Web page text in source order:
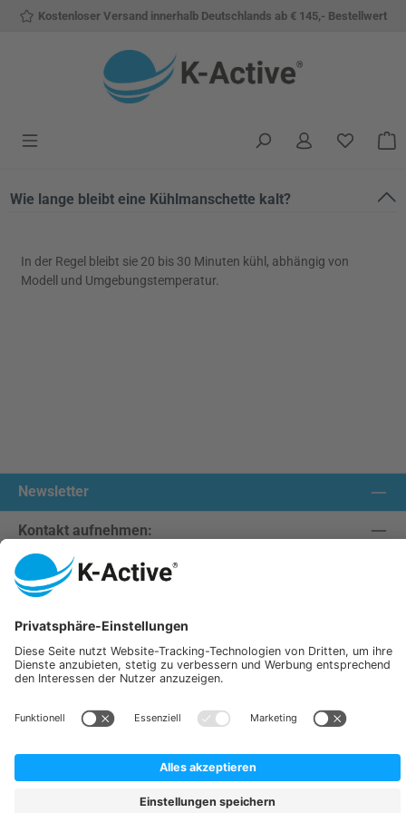
Zum Hauptinhalt springen
Kostenloser Versand innerhalb Deutschlands ab € 145,- Bestellwert
Du
Wie lange bleibt eine Kühlmanschette kalt?
In der Regel bleibt sie 20 bis 30 Minuten kühl, abhängig von
Modell und Umgebungstemperatur.
Newsletter
Kontakt aufnehmen:
Unsere Communities
K-Active Europe GmbH
Service
Informationen
Alle Preise inkl. gesetzl. Mehrwertsteuer zzgl.Versandkostenund ggf. Nachnahmegebühren, wenn
nicht anders angegeben.
© 2026 K-Active - Alle Rechte vorbehalten. Theme by ThemeWare®